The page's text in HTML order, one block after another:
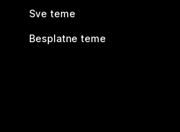
Sve teme
Besplatne teme